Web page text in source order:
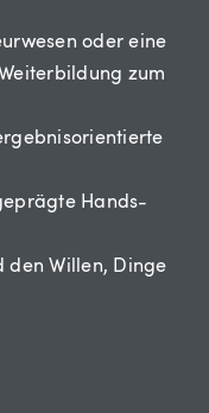
oder eine
zum
Hands-
den Willen, Dinge